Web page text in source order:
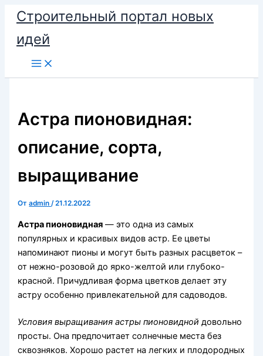
Перейти
содержимому
Строительный портал новых
идей
Астра пионовидная:
описание, сорта,
выращивание
Отadmin/21.12.2022
Астра пионовидная — это одна из самых
популярных и красивых видов астр. Ее цветы
напоминают пионы и могут быть разных расцветок –
от нежно-розовой до ярко-желтой или глубоко-
красной. Причудливая форма цветков делает эту
астру особенно привлекательной для садоводов.
Условия выращивания астры пионовидной довольно
просты. Она предпочитает солнечные места без
сквозняков. Хорошо растет на легких и плодородных